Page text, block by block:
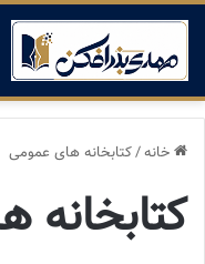
خانه/کتابخانه های عمومی